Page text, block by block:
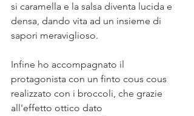
si caramella e la salsa diventa lucida e
densa, dando vita ad un insieme di
sapori meraviglioso.⠀
Infine ho accompagnato il
protagonista con un finto cous cous
realizzato con i broccoli, che grazie
all'effetto ottico dato